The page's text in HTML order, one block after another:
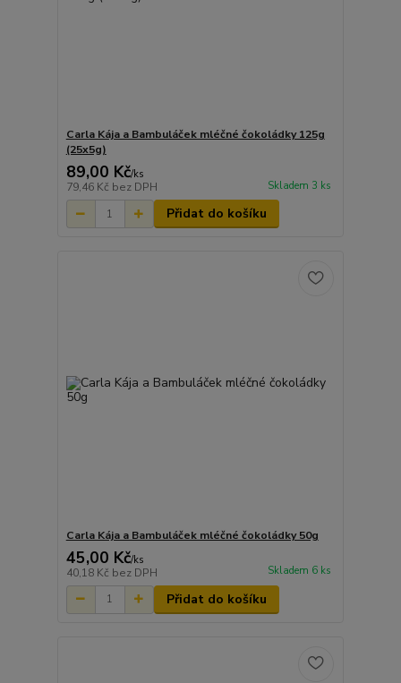
Carla Kája a Bambuláček mléčné čokoládky 125g
(25x5g)
89,00 Kč/ks
79,46 Kč bez DPH Skladem 3 ks
Přidat do košíku
Carla Kája a Bambuláček mléčné čokoládky 50g
45,00 Kč/ks
40,18 Kč bez DPH Skladem 6 ks
Přidat do košíku